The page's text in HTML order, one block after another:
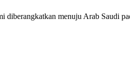
menuju Arab Saudi